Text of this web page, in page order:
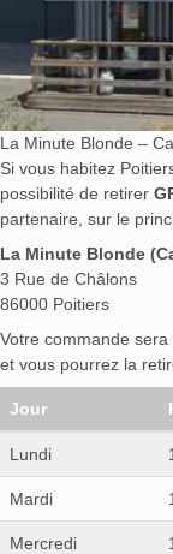
La Minute Blonde –
Si vous habitez
possibilité de retirer
partenaire, sur le
La Minute Blonde
3 Rue de Châlons
86000 Poitiers
Votre commande
et vous pourrez la
Jour
Lundi
Mardi
Mercredi